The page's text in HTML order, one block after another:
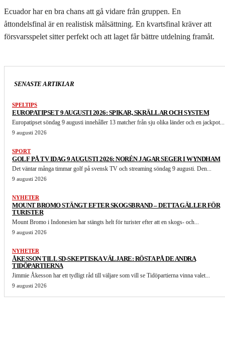
Ecuador har en bra chans att gå vidare från gruppen. En
åttondelsfinal är en realistisk målsättning. En kvartsfinal kräver att
försvarsspelet sitter perfekt och att laget får bättre utdelning framåt.
SENASTE ARTIKLAR
SPELTIPS
EUROPATIPSET 9 AUGUSTI 2026: SPIKAR, SKRÄLLAR OCH SYSTEM
Europatipset söndag 9 augusti innehåller 13 matcher från sju olika länder och en jackpot...
9 augusti 2026
SPORT
GOLF PÅ TV IDAG 9 AUGUSTI 2026: NORÉN JAGAR SEGER I WYNDHAM
Det väntar många timmar golf på svensk TV och streaming söndag 9 augusti. Den...
9 augusti 2026
NYHETER
MOUNT BROMO STÄNGT EFTER SKOGSBRAND – DETTA GÄLLER FÖR
TURISTER
Mount Bromo i Indonesien har stängts helt för turister efter att en skogs- och...
9 augusti 2026
NYHETER
ÅKESSON TILL SD-SKEPTISKA VÄLJARE: RÖSTA PÅ DE ANDRA
TIDÖPARTIERNA
Jimmie Åkesson har ett tydligt råd till väljare som vill se Tidöpartierna vinna valet...
9 augusti 2026